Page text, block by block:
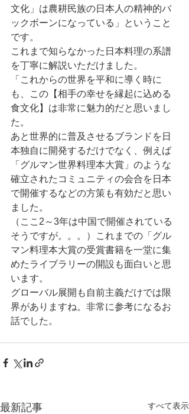
文化」は農耕民族の日本人の精神的バ
ックボーンになっている」ということ
です。
これまで知らなかった日本料理の系譜
を丁寧に解説いただけました。
「これからの世界を平和に導く時に
も、この【相手の幸せを縁起に込める
食文化】は非常に魅力的だと思いまし
た。
あと世界的に普及させるブランドを日
本独自に開発するだけでなく、例えば
「グルマン世界料理本大賞」のような
確立されたコミュニティの会合を日本
で開催するなどの方策も有効だと思い
ました。
（ここ2～3年は中国で開催されている
そうですが。。。）これまでの「グル
マン料理本大賞の受賞書籍を一堂に集
めたライブラリーの開設も面白いと思
います。
グローバル展開も自前主義だけでは限
界がありますね。非常に参考になるお
話でした。
最新記事 すべて表示